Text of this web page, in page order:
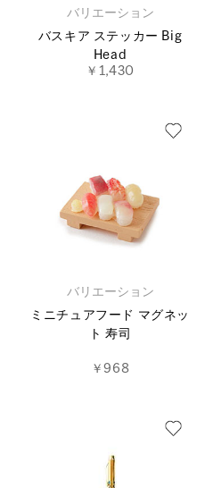
バリエーション
バスキア ステッカー Big
Head
￥1,430
バリエーション
ミニチュアフード マグネッ
ト 寿司
￥968